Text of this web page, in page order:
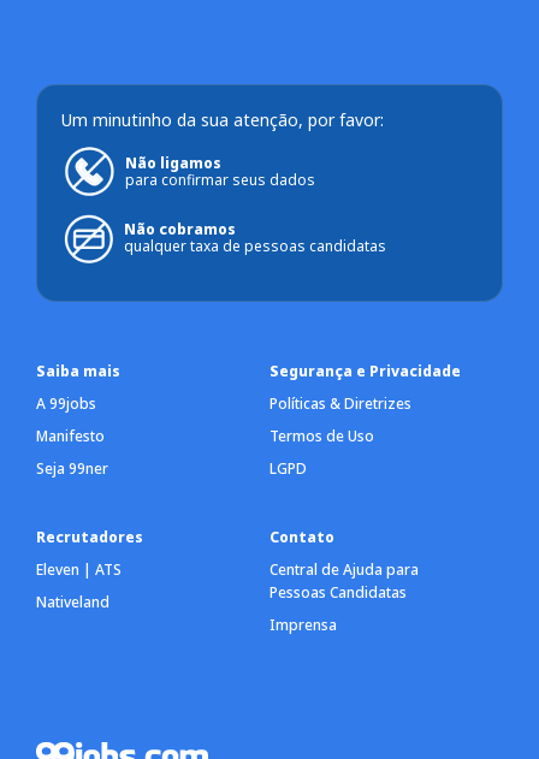
Saiba mais
A 99jobs
Manifesto
Seja 99ner
Segurança e Privacidade
Políticas & Diretrizes
Termos de Uso
LGPD
Recrutadores
Eleven | ATS
Nativeland
Contato
Central de Ajuda para
Pessoas Candidatas
Imprensa
Um minutinho da sua atenção, por favor:
Não ligamos
para confirmar seus dados
Não cobramos
qualquer taxa de pessoas candidatas